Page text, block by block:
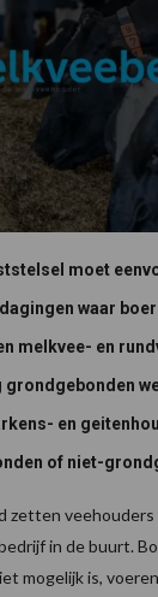
moet
waar
melkvee- en
en
of niet-
zetten veehouders
in de buurt.
mogelijk is,